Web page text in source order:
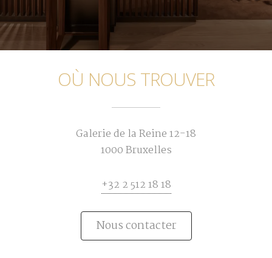
OÙ NOUS TROUVER
Galerie de la Reine 12-18
1000 Bruxelles
+32 2 512 18 18
Nous contacter